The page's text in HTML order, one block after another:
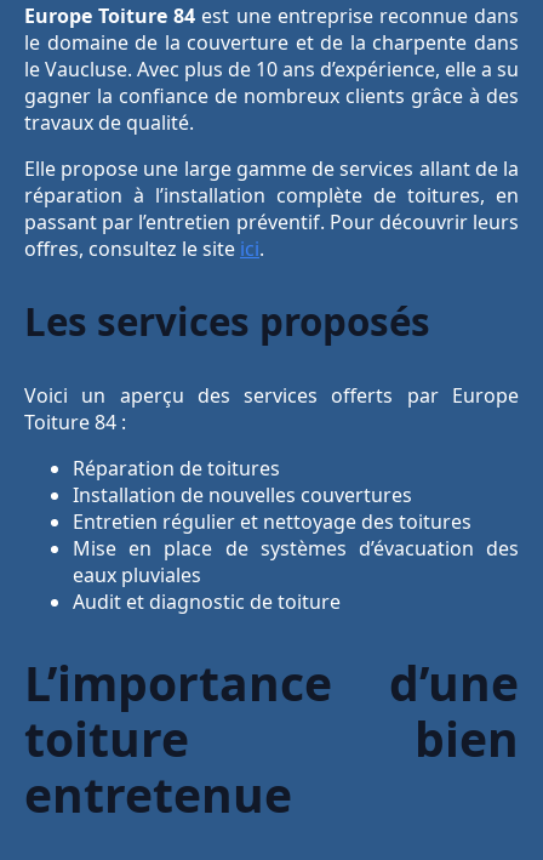
Europe Toiture 84 est une entreprise reconnue dans
le domaine de la couverture et de la charpente dans
le Vaucluse. Avec plus de 10 ans d’expérience, elle a su
gagner la confiance de nombreux clients grâce à des
travaux de qualité.
Elle propose une large gamme de services allant de la
réparation à l’installation complète de toitures, en
passant par l’entretien préventif. Pour découvrir leurs
offres, consultez le site ici.
Les services proposés
Voici un aperçu des services offerts par Europe
Toiture 84 :
Réparation de toitures
Installation de nouvelles couvertures
Entretien régulier et nettoyage des toitures
Mise en place de systèmes d’évacuation des
eaux pluviales
Audit et diagnostic de toiture
L’importance d’une
toiture bien
entretenue